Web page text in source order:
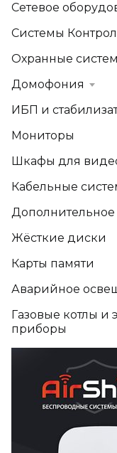
Сетевое
Системы
Охранные
Домофония
ИБП и
Мониторы
Шкафы для
Кабельные
Жёсткие диски
Карты памяти
Аварийное
Газовые котлы и
приборы